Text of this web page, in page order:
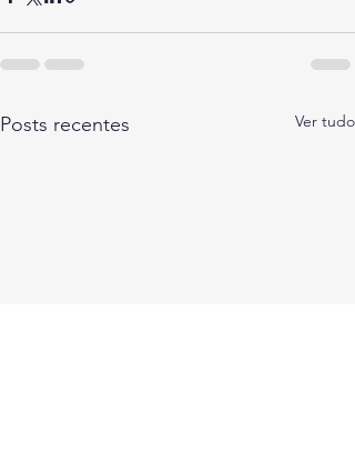
Posts recentes Ver tudo